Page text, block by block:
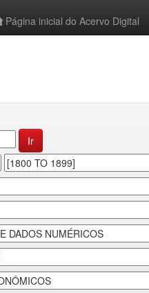
Página inicial do Acervo Digital